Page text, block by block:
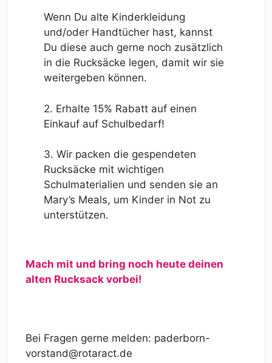
Wenn Du alte Kinderkleidung
und/oder Handtücher hast, kannst
Du diese auch gerne noch zusätzlich
in die Rucksäcke legen, damit wir sie
weitergeben können.
2. Erhalte 15% Rabatt auf einen
Einkauf auf Schulbedarf!
3. Wir packen die gespendeten
Rucksäcke mit wichtigen
Schulmaterialien und senden sie an
Mary’s Meals, um Kinder in Not zu
unterstützen.
Mach mit und bring noch heute deinen
alten Rucksack vorbei!
Bei Fragen gerne melden: paderborn-
vorstand@rotaract.de